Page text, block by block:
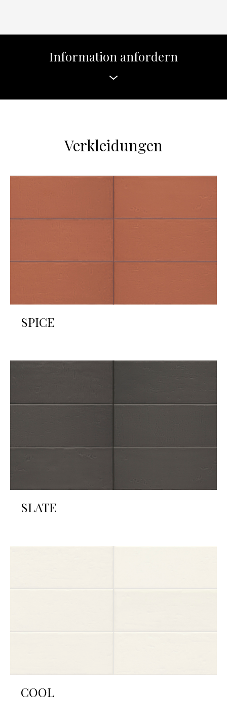
Information anfordern
Verkleidungen
SPICE
SLATE
COOL